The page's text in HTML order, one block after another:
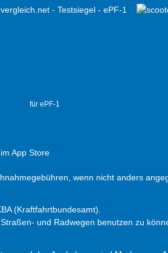
für ePF-1
wenn nicht anders
(Kraftfahrtbundesamt).
und Radwegen benutzen zu